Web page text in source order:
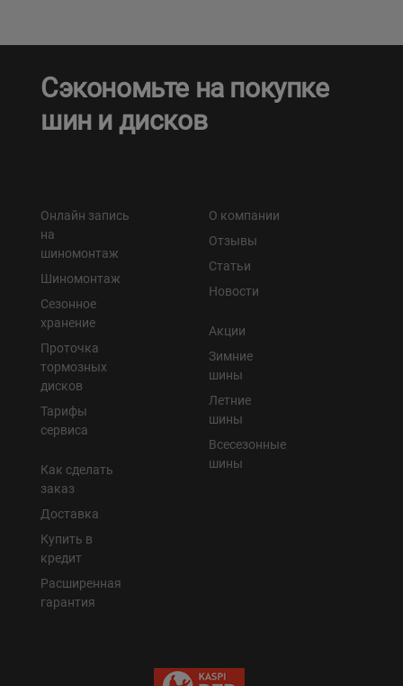
Сэкономьте на покупке
шин и дисков
Онлайн запись
на
шиномонтаж
Шиномонтаж
Сезонное
хранение
Проточка
тормозных
дисков
Тарифы
сервиса
Как сделать
заказ
Доставка
Купить в
кредит
Расширенная
гарантия
О компании
Отзывы
Статьи
Новости
Акции
Зимние
шины
Летние
шины
Всесезонные
шины